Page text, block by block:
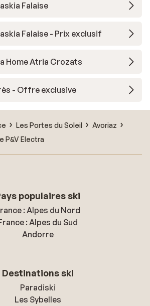
Falaise
Falaise - Prix exclusif
Home Atria Crozats
- Offre exclusive
Les Portes du Soleil
Avoriaz
P&V Electra
populaires ski
: Alpes du Nord
: Alpes du Sud
Andorre
Destinations ski
Paradiski
Les Sybelles